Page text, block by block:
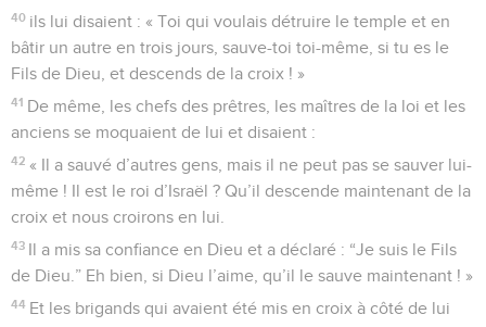
40 ils lui disaient : « Toi qui voulais détruire le temple et en
bâtir un autre en trois jours, sauve-toi toi-même, si tu es le
Fils de Dieu, et descends de la croix ! »
41 De même, les chefs des prêtres, les maîtres de la loi et les
anciens se moquaient de lui et disaient :
42 « Il a sauvé d’autres gens, mais il ne peut pas se sauver lui-
même ! Il est le roi d’Israël ? Qu’il descende maintenant de la
croix et nous croirons en lui.
43 Il a mis sa confiance en Dieu et a déclaré : “Je suis le Fils
de Dieu.” Eh bien, si Dieu l’aime, qu’il le sauve maintenant ! »
44 Et les brigands qui avaient été mis en croix à côté de lui